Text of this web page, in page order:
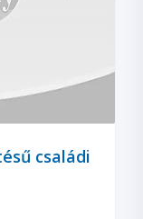
családi